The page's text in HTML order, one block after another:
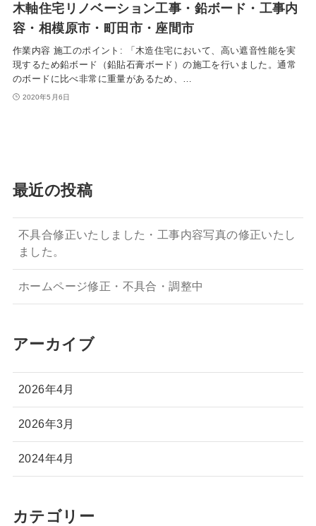
木軸住宅リノベーション工事・鉛ボード・工事内
容・相模原市・町田市・座間市
作業内容 施工のポイント: 「木造住宅において、高い遮音性能を実
現するため鉛ボード（鉛貼石膏ボード）の施工を行いました。通常
のボードに比べ非常に重量があるため、…
2020年5月6日
最近の投稿
不具合修正いたしました・工事内容写真の修正いたし
ました。
ホームページ修正・不具合・調整中
アーカイブ
2026年4月
2026年3月
2024年4月
カテゴリー